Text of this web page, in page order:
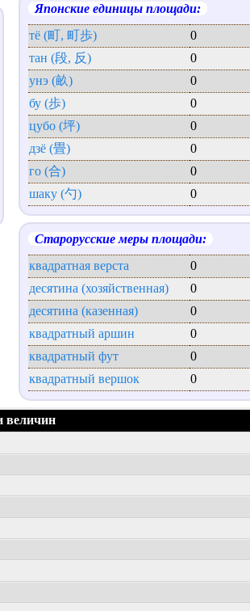
Японские единицы площади:
тё (町, 町歩)
0
тан (段, 反)
0
унэ (畝)
0
бу (歩)
0
цубо (坪)
0
дзё (畳)
0
го (合)
0
шаку (勺)
0
Старорусские меры площади:
квадратная верста
0
десятина (хозяйственная)
0
десятина (казенная)
0
квадратный аршин
0
квадратный фут
0
квадратный вершок
0
величин